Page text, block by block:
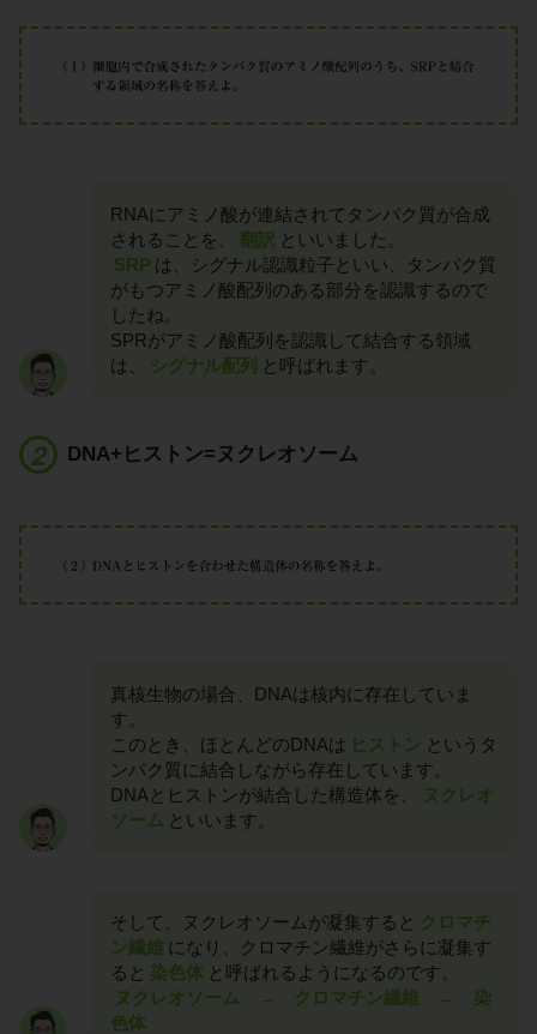
RNAにアミノ酸が連結されてタンパク質が合成
されることを、
翻訳 といいました。
SRP は、シグナル認識粒子といい、タンパク質
がもつアミノ酸配列のある部分を認識するので
したね。
SPRがアミノ酸配列を認識して結合する領域
は、
シグナル配列 と呼ばれます。
DNA+ヒストン=ヌクレオソーム
真核生物の場合、DNAは核内に存在していま
す。
このとき、ほとんどのDNAは ヒストン というタ
ンパク質に結合しながら存在しています。
DNAとヒストンが結合した構造体を、
ヌクレオ
ソーム といいます。
そして、ヌクレオソームが凝集すると クロマチ
ン繊維 になり、クロマチン繊維がさらに凝集す
ると 染色体 と呼ばれるようになるのです。
ヌクレオソーム → クロマチン繊維 → 染
色体